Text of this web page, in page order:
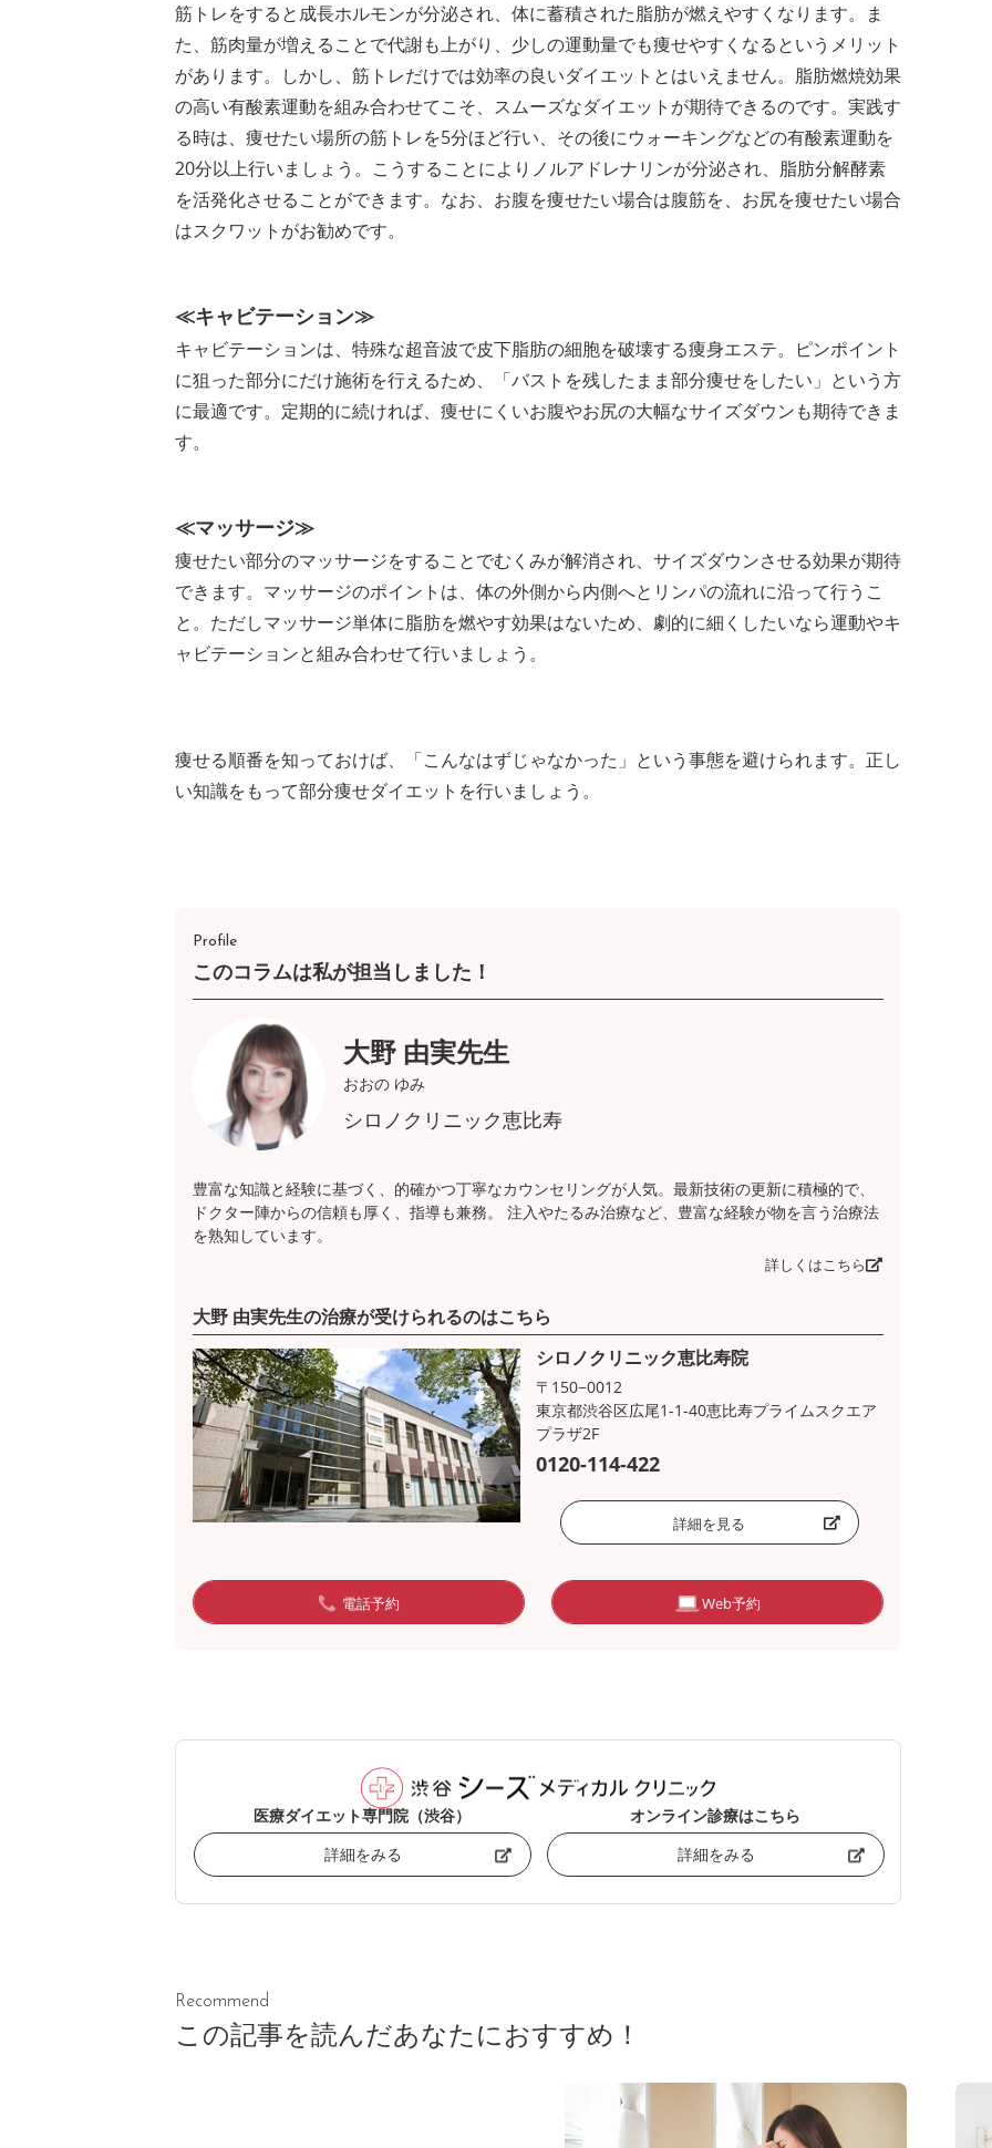
筋トレをすると成長ホルモンが分泌され、体に蓄積された脂肪が燃えやすくなります。ま
た、筋肉量が増えることで代謝も上がり、少しの運動量でも痩せやすくなるというメリット
があります。しかし、筋トレだけでは効率の良いダイエットとはいえません。脂肪燃焼効果
の高い有酸素運動を組み合わせてこそ、スムーズなダイエットが期待できるのです。実践す
る時は、痩せたい場所の筋トレを5分ほど行い、その後にウォーキングなどの有酸素運動を
20分以上行いましょう。こうすることによりノルアドレナリンが分泌され、脂肪分解酵素
を活発化させることができます。なお、お腹を痩せたい場合は腹筋を、お尻を痩せたい場合
はスクワットがお勧めです。
≪キャビテーション≫
キャビテーションは、特殊な超音波で皮下脂肪の細胞を破壊する痩身エステ。ピンポイント
に狙った部分にだけ施術を行えるため、「バストを残したまま部分痩せをしたい」という方
に最適です。定期的に続ければ、痩せにくいお腹やお尻の大幅なサイズダウンも期待できま
す。
≪マッサージ≫
痩せたい部分のマッサージをすることでむくみが解消され、サイズダウンさせる効果が期待
できます。マッサージのポイントは、体の外側から内側へとリンパの流れに沿って行うこ
と。ただしマッサージ単体に脂肪を燃やす効果はないため、劇的に細くしたいなら運動やキ
ャビテーションと組み合わせて行いましょう。
痩せる順番を知っておけば、「こんなはずじゃなかった」という事態を避けられます。正し
い知識をもって部分痩せダイエットを行いましょう。
Profile
このコラムは私が担当しました！
大野 由実先生
おおの ゆみ
シロノクリニック恵比寿
豊富な知識と経験に基づく、的確かつ丁寧なカウンセリングが人気。最新技術の更新に積極的で、
ドクター陣からの信頼も厚く、指導も兼務。 注入やたるみ治療など、豊富な経験が物を言う治療法
を熟知しています。
詳しくはこちら
大野 由実先生の治療が受けられるのはこちら
シロノクリニック恵比寿院
〒150−0012
東京都渋谷区広尾1-1-40恵比寿プライムスクエア
プラザ2F
0120-114-422
詳細を見る
電話予約 Web予約
医療ダイエット専門院（渋谷）
詳細をみる
オンライン診療はこちら
詳細をみる
Recommend
この記事を読んだあなたにおすすめ！